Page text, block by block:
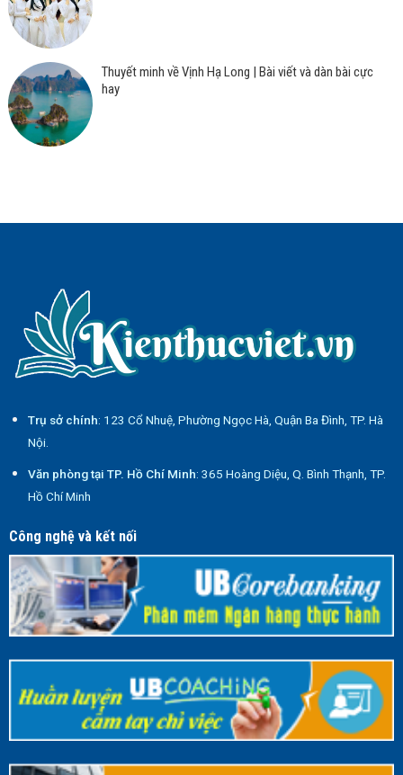
Thuyết minh về Vịnh Hạ Long | Bài viết và dàn bài cực
hay
Trụ sở chính: 123 Cổ Nhuệ, Phường Ngọc Hà, Quận Ba Đình, TP. Hà
Nội.
Văn phòng tại TP. Hồ Chí Minh: 365 Hoàng Diệu, Q. Bình Thạnh, TP.
Hồ Chí Minh
Công nghệ và kết nối